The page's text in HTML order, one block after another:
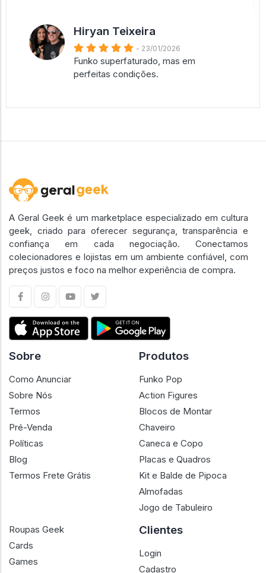
Hiryan Teixeira
- 23/01/2026
Funko superfaturado, mas em
perfeitas condições.
A Geral Geek é um marketplace especializado em cultura
geek, criado para oferecer segurança, transparência e
confiança em cada negociação. Conectamos
colecionadores e lojistas em um ambiente confiável, com
preços justos e foco na melhor experiência de compra.
Sobre
Como Anunciar
Sobre Nós
Termos
Pré-Venda
Políticas
Blog
Termos Frete Grátis
Produtos
Funko Pop
Action Figures
Blocos de Montar
Chaveiro
Caneca e Copo
Placas e Quadros
Kit e Balde de Pipoca
Almofadas
Jogo de Tabuleiro
Roupas Geek
Cards
Games
Clientes
Login
Cadastro